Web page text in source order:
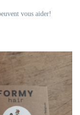
vous aider!